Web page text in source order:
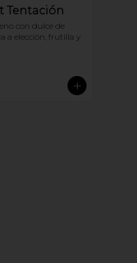
Tentación
con dulce de
a elección, frutilla y